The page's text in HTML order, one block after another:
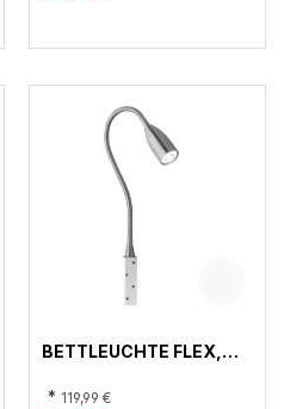
BETTLEUCHTE FLEX,
* 119,99 €